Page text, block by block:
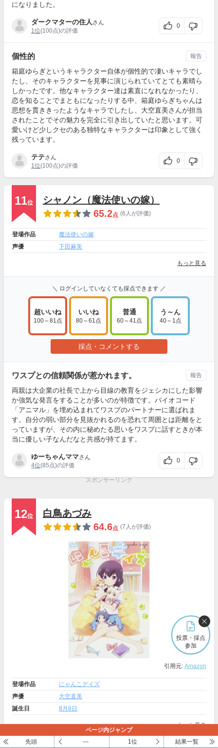
になりました。
ダークマターの住人 さん
1位(100点)の評価
0
個性的
箱庭ゆらぎというキャラクター自体が個性的で凄いキャラでし
たし、そのキャラクターを見事に演じられていてとても素晴ら
しかったです。他なキャラクター達は素直になれなかったり、
恋を知ることでまともになったりする中、箱庭ゆらぎちゃんは
思想を貫ききったようなキャラでしたし、大空直美さんが担当
されたことでその魅力を完全に引き出していたと思います。可
愛いけど少しクセのある独特なキャラクターは印象として強く
残っています。
テテさん
1位(100点)の評価
0
報告
11位
シャノン（魔法使いの嫁）
65.2点 (6人が評価)
登場作品
魔法使いの嫁
声優
下田麻美
もっと見る
＼ ログインしていなくても採点できます ／
超いいね
100～81点
いいね
80～61点
普通
60～41点
う～ん
40～1点
採点・コメントする
ワスプとの信頼関係が惹かれます。
両親は大企業の社長で上から目線の教育をジェシカにした影響
か強気な発言をすることが多いのが特徴です。バイオコード
「アニマル」を埋め込まれてワスプのパートナーに選ばれま
す。自分の弱い部分を見抜かれるのを恐れて周囲とは距離をと
っていますが、その内に秘めたる思いをワスプに話すときが本
当に優しい子なんだなと共感が持てます。
ゆーちゃんママさん
4位(85点)の評価
0
報告
スポンサーリンク
12位
白鳥あづみ
64.6点 (7人が評価)
引用元: Amazon
登場作品
にゃんこデイズ
声優
大空直美
誕生日
8月8日
もっと見る
投票・採点
参加
ページ内ジャンプ
先頭
--- 1位 結果一覧